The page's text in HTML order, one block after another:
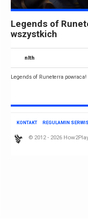
Legends of
wszystkich
nlth
Legends of Runeterra powraca!
KONTAKT REGULAMIN
© 2012 - 2026